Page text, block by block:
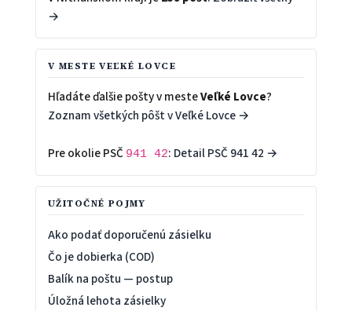
→
V MESTE VEĽKÉ LOVCE
Hľadáte ďalšie pošty v mesteVeľké Lovce?
Zoznam všetkých pôšt v Veľké Lovce →
Pre okolie PSČ 941 42: Detail PSČ 941 42 →
UŽITOČNÉ POJMY
Ako podať doporučenú zásielku
Čo je dobierka (COD)
Balík na poštu — postup
Úložná lehota zásielky